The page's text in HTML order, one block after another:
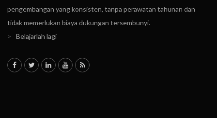
pengembangan yang konsisten, tanpa perawatan tahunan dan
tidak memerlukan biaya dukungan tersembunyi.
>
Belajarlah lagi